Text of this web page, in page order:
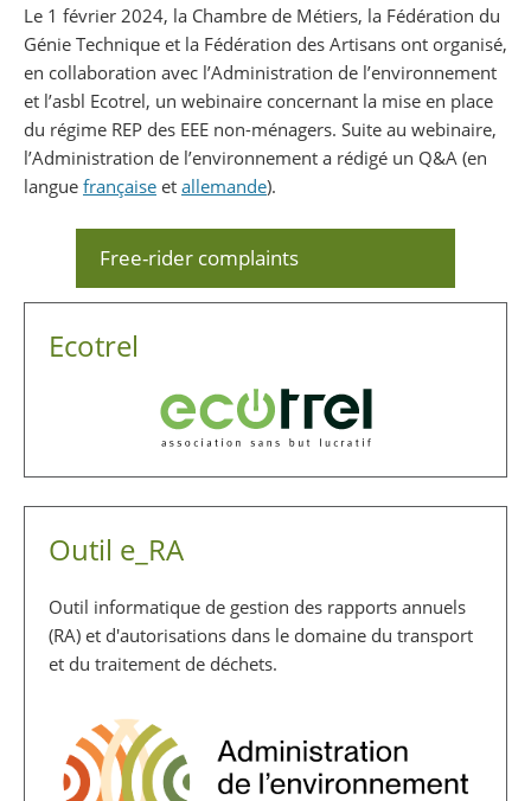
Le 1 février 2024, la Chambre de Métiers, la Fédération du
Génie Technique et la Fédération des Artisans ont organisé,
en collaboration avec l’Administration de l’environnement
et l’asbl Ecotrel, un webinaire concernant la mise en place
du régime REP des EEE non-ménagers. Suite au webinaire,
l’Administration de l’environnement a rédigé un Q&A (en
langue française et allemande).
Free-rider complaints
Ecotrel
Outil e_RA
Outil informatique de gestion des rapports annuels
(RA) et d'autorisations dans le domaine du transport
et du traitement de déchets.